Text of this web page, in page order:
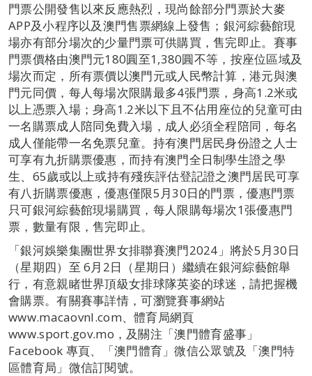
門票公開發售以來反應熱烈，現尚餘部分門票於大麥
APP及小程序以及澳門售票網線上發售；銀河綜藝館現
場亦有部分場次的少量門票可供購買，售完即止。賽事
門票價格由澳門元180圓至1,380圓不等，按座位區域及
場次而定，所有票價以澳門元或人民幣計算，港元與澳
門元同價，每人每場次限購最多4張門票，身高1.2米或
以上憑票入場；身高1.2米以下且不佔用座位的兒童可由
一名購票成人陪同免費入場，成人必須全程陪同，每名
成人僅能帶一名免票兒童。持有澳門居民身份證之人士
可享有九折購票優惠，而持有澳門全日制學生證之學
生、65歲或以上或持有殘疾評估登記證之澳門居民可享
有八折購票優惠，優惠僅限5月30日的門票，優惠門票
只可銀河綜藝館現場購買，每人限購每場次1張優惠門
票，數量有限，售完即止。
「銀河娛樂集團世界女排聯賽澳門2024」將於5月30日
（星期四）至 6月2日（星期日）繼續在銀河綜藝館舉
行，有意親睹世界頂級女排球隊英姿的球迷，請把握機
會購票。有關賽事詳情，可瀏覽賽事網站
www.macaovnl.com、體育局網頁
www.sport.gov.mo，及關注「澳門體育盛事」
Facebook 專頁、「澳門體育」微信公眾號及「澳門特
區體育局」微信訂閱號。